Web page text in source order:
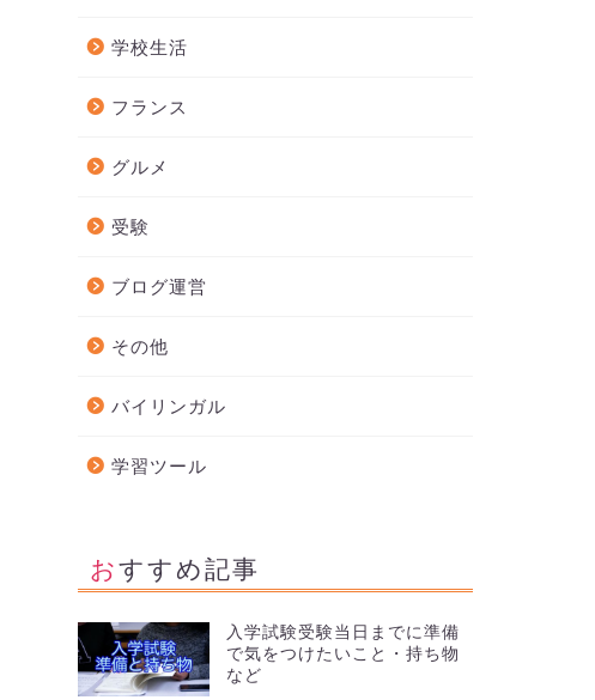
学校生活
フランス
グルメ
受験
ブログ運営
その他
バイリンガル
学習ツール
おすすめ記事
入学試験受験当日までに準備
で気をつけたいこと・持ち物
など